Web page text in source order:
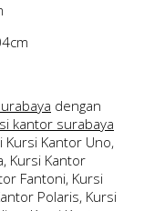
dengan
kantor surabaya
Kantor Uno,
Kursi Kantor
Fantoni, Kursi
Polaris, Kursi